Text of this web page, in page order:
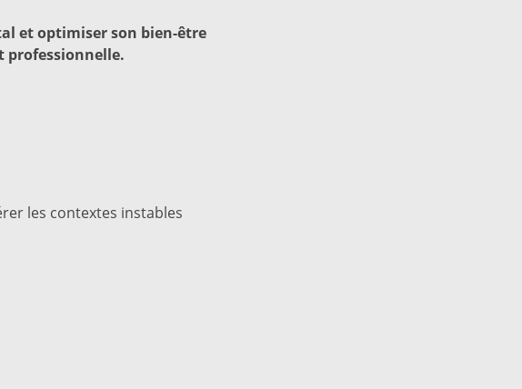
et optimiser son bien-être
professionnelle.
les contextes instables